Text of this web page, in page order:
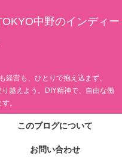
中野のインディー
経営も、ひとりで抱え込まず、
越えよう。DIY精神で、自由な働
。
このブログについて
お問い合わせ